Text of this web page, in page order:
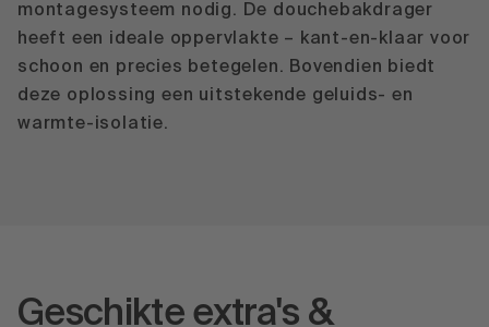
montagesysteem nodig. De douchebakdrager
heeft een ideale oppervlakte – kant-en-klaar voor
schoon en precies betegelen. Bovendien biedt
deze oplossing een uitstekende geluids- en
warmte-isolatie.
Geschikte extra's &